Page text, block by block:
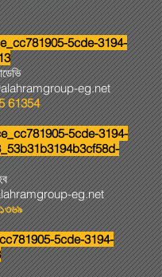
5cde-3194-
eg.net
61354
5cde-3194-
eg.net
_cc781905-5cde-3194-